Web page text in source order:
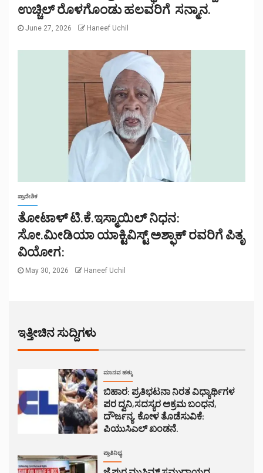
ಉಚ್ಚಿಲ್ ರೊಳಗೊಂಡು ಹಲವರಿಗೆ ಸನ್ಮಾನ.
June 27, 2026 Haneef Uchil
ಪ್ರಾದೇಶಿಕ
ತೋಟಾಳ್ ಟಿ.ಕೆ.ಇಸ್ಮಾಯಿಲ್ ನಿಧನ:
ಸೋ.ಮೀಡಿಯಾ ಯಾಕ್ಟಿವಿಸ್ಟ್ ಅಶ್ಫಾಕ್ ರವರಿಗೆ ಪಿತೃ
ವಿಯೋಗ:
May 30, 2026 Haneef Uchil
ಇತ್ತೀಚಿನ ಸುದ್ದಿಗಳು
ಮಾನವ ಹಕ್ಕು
ಬಿಹಾರ: ಪ್ರತಿಭಟನಾ ನಿರತ ವಿಧ್ಯಾರ್ಥಿಗಳ
ಪರ ದ್ವನಿ,ಸದಸ್ಯರ ಅಕ್ರಮ ಬಂಧನ,
ದೌರ್ಜನ್ಯ, ಕೋಳ ತೊಡೆಸುವಿಕೆ:
ಪಿಯುಸಿಎಲ್ ಖಂಡನೆ.
ಪ್ರಾತಿನಿಧ್ಯ